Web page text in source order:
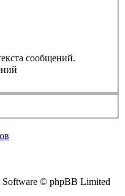
сообщений.
© phpBB Limited